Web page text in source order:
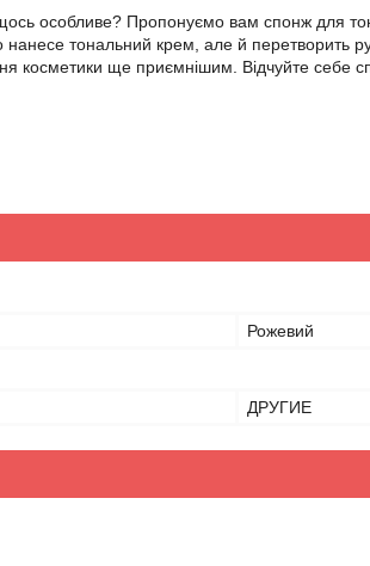
особливе? Пропонуємо вам спонж для
нанесе тональний крем, але й
косметики ще приємнішим. Відчуйте себе
Рожевий
ДРУГИЕ